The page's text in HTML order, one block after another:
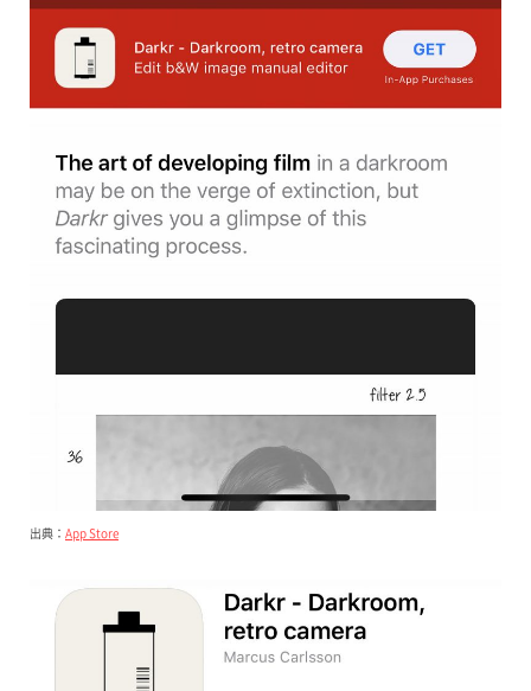
出典： App Store